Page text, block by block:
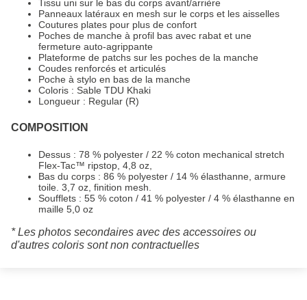
Tissu uni sur le bas du corps avant/arrière
Panneaux latéraux en mesh sur le corps et les aisselles
Coutures plates pour plus de confort
Poches de manche à profil bas avec rabat et une
fermeture auto-agrippante
Plateforme de patchs sur les poches de la manche
Coudes renforcés et articulés
Poche à stylo en bas de la manche
Coloris : Sable TDU Khaki
Longueur : Regular (R)
COMPOSITION
Dessus : 78 % polyester / 22 % coton mechanical stretch
Flex-Tac™ ripstop, 4,8 oz,
Bas du corps : 86 % polyester / 14 % élasthanne, armure
toile. 3,7 oz, finition mesh.
Soufflets : 55 % coton / 41 % polyester / 4 % élasthanne en
maille 5,0 oz
* Les photos secondaires avec des accessoires ou
d'autres coloris sont non contractuelles